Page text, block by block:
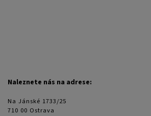
Naleznete nás na adrese:
Na Jánské 1733/25
710 00 Ostrava